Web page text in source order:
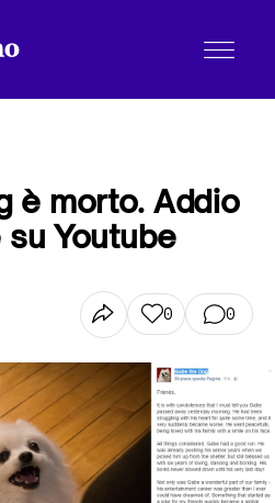
è morto. Addio
Youtube
0 0